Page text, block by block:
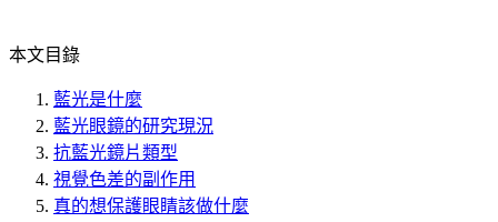
本文目錄
藍光是什麼
藍光眼鏡的研究現況
抗藍光鏡片類型
視覺色差的副作用
真的想保護眼睛該做什麼